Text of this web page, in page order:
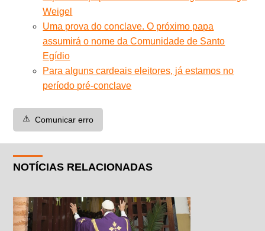
Weigel
Uma prova do conclave. O próximo papa
assumirá o nome da Comunidade de Santo
Egídio
Para alguns cardeais eleitores, já estamos no
período pré-conclave
⚠️ Comunicar erro
NOTÍCIAS RELACIONADAS